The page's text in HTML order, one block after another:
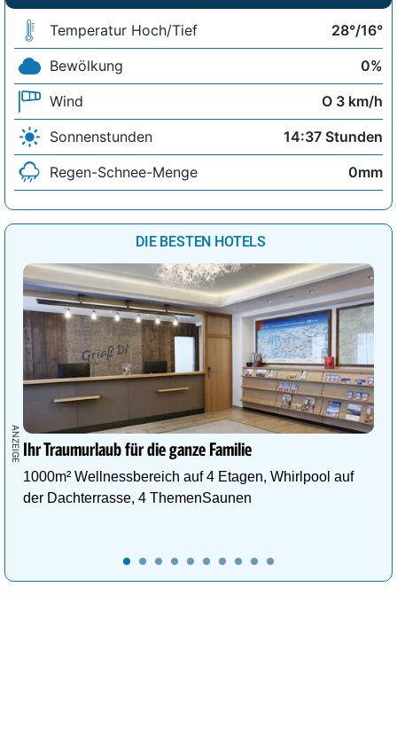
Temperatur Hoch/Tief
28°/16°
Bewölkung
0%
Wind
O 3 km/h
Sonnenstunden
14:37 Stunden
Regen-Schnee-Menge
0mm
DIE BESTEN HOTELS
Ihr Traumurlaub für die ganze Familie
1000m² Wellnessbereich auf 4 Etagen, Whirlpool auf
der Dachterrasse, 4 ThemenSaunen